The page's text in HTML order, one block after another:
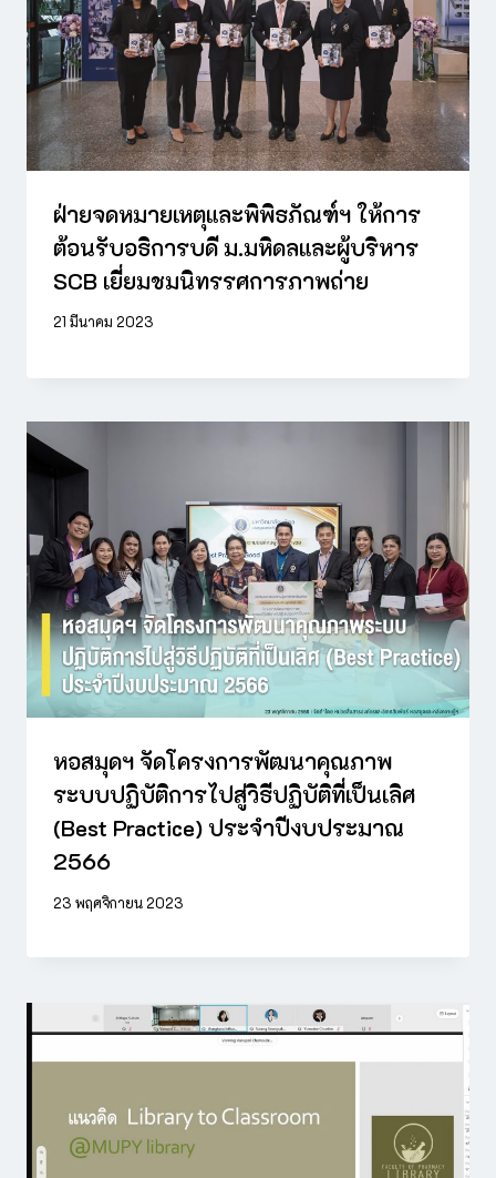
ฝ่ายจดหมายเหตุและพิพิธภัณฑ์ฯ ให้การ
ต้อนรับอธิการบดี ม.มหิดลและผู้บริหาร
SCB เยี่ยมชมนิทรรศการภาพถ่าย
21 มีนาคม 2023
หอสมุดฯ จัดโครงการพัฒนาคุณภาพ
ระบบปฏิบัติการไปสู่วิธีปฏิบัติที่เป็นเลิศ
(Best Practice) ประจำปีงบประมาณ
2566
23 พฤศจิกายน 2023